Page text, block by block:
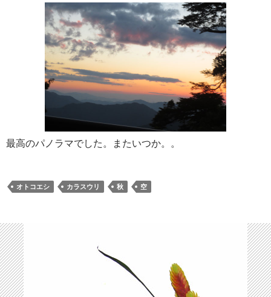
最高のパノラマでした。またいつか。。
オトコエシ カラスウリ 秋 空